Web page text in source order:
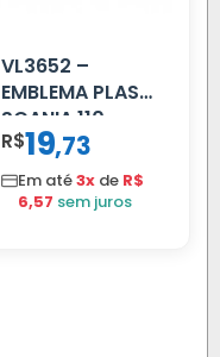
VL3652 –
EMBLEMA PLAST
SCANIA 110
CROMADO
R$19,73
Em até3x de R$
6,57 sem juros